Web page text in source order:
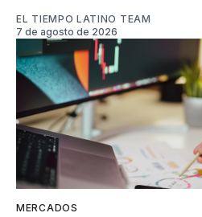
EL TIEMPO LATINO TEAM
7 de agosto de 2026
MERCADOS